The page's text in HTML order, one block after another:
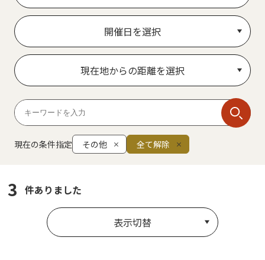
開催日を選択
現在地からの距離を選択
現在の条件指定 その他 全て解除
3 件ありました
表示切替